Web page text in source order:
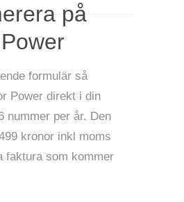
på
formulär så
Power direkt i din
nummer per år. Den
kronor inkl moms
faktura som kommer